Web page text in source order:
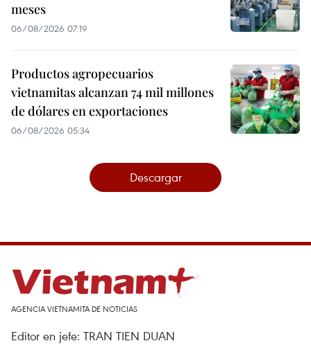
meses
06/08/2026 07:19
Productos agropecuarios
vietnamitas alcanzan 74 mil millones
de dólares en exportaciones
06/08/2026 05:34
Descargar
AGENCIA VIETNAMITA DE NOTICIAS
Editor en jefe: TRAN TIEN DUAN